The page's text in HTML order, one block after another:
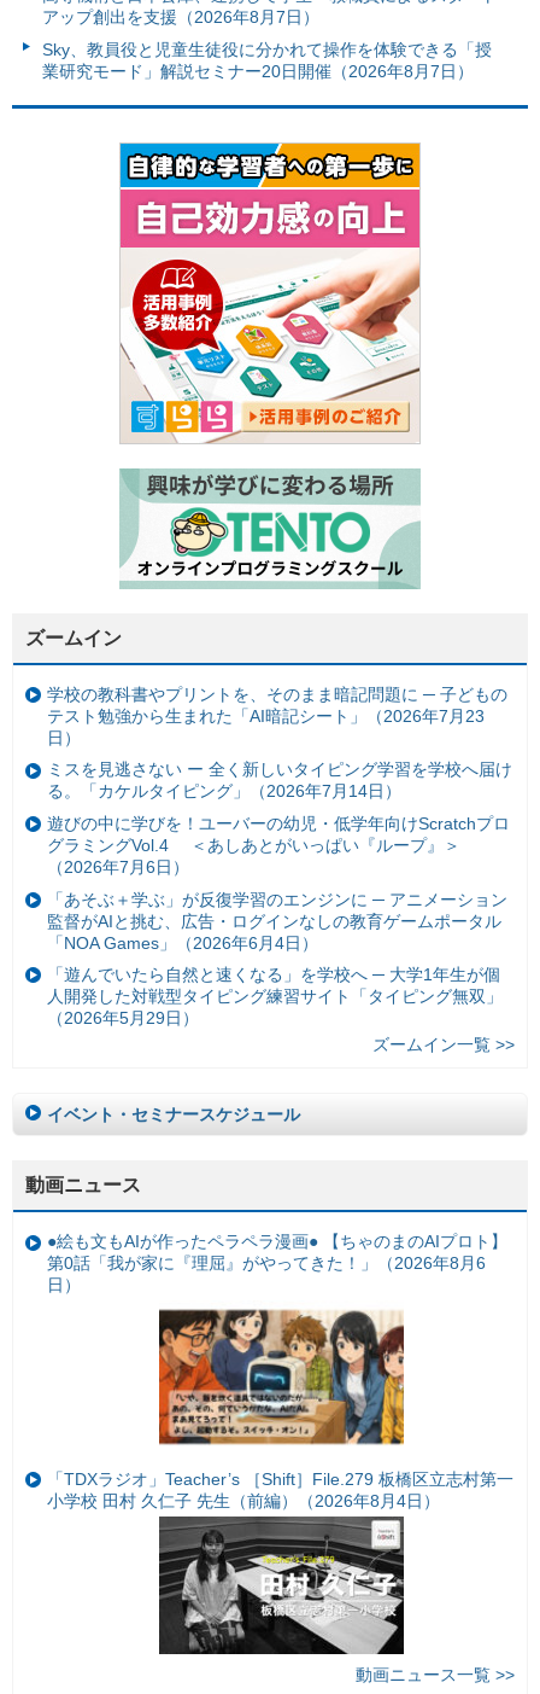
アップ創出を支援（2026年8月7日）
Sky、教員役と児童生徒役に分かれて操作を体験できる「授
業研究モード」解説セミナー20日開催（2026年8月7日）
ズームイン
学校の教科書やプリントを、そのまま暗記問題に ─ 子どもの
テスト勉強から生まれた「AI暗記シート」（2026年7月23
日）
ミスを見逃さない ー 全く新しいタイピング学習を学校へ届け
る。「カケルタイピング」（2026年7月14日）
遊びの中に学びを！ユーバーの幼児・低学年向けScratchプロ
グラミングVol.4 ＜あしあとがいっぱい『ループ』＞
（2026年7月6日）
「あそぶ＋学ぶ」が反復学習のエンジンに ─ アニメーション
監督がAIと挑む、広告・ログインなしの教育ゲームポータル
「NOA Games」（2026年6月4日）
「遊んでいたら自然と速くなる」を学校へ ─ 大学1年生が個
人開発した対戦型タイピング練習サイト「タイピング無双」
（2026年5月29日）
ズームイン一覧 >>
イベント・セミナースケジュール
動画ニュース
●絵も文もAIが作ったペラペラ漫画● 【ちゃのまのAIプロト】
第0話「我が家に『理屈』がやってきた！」（2026年8月6
日）
「TDXラジオ」Teacher’s ［Shift］File.279 板橋区立志村第一
小学校 田村 久仁子 先生（前編）（2026年8月4日）
動画ニュース一覧 >>